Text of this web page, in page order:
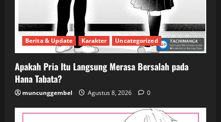
Berita & Update Karakter Uncategorized
Apakah Pria Itu Langsung Merasa Bersalah pada
Hana Tabata?
muncunggembel Agustus 8, 2026 0